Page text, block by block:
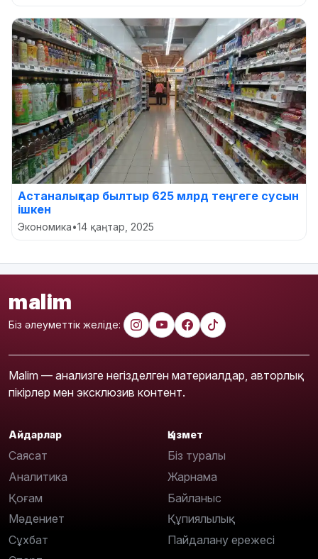
Астаналықтар былтыр 625 млрд теңгеге сусын
ішкен
Экономика•14 қаңтар, 2025
malim
Біз әлеуметтік желіде:
Malim — анализге негізделген материалдар, авторлық
пікірлер мен эксклюзив контент.
Айдарлар
Саясат
Аналитика
Қоғам
Мәдениет
Сұхбат
Қызмет
Біз туралы
Жарнама
Байланыс
Құпиялылық
Пайдалану ережесі